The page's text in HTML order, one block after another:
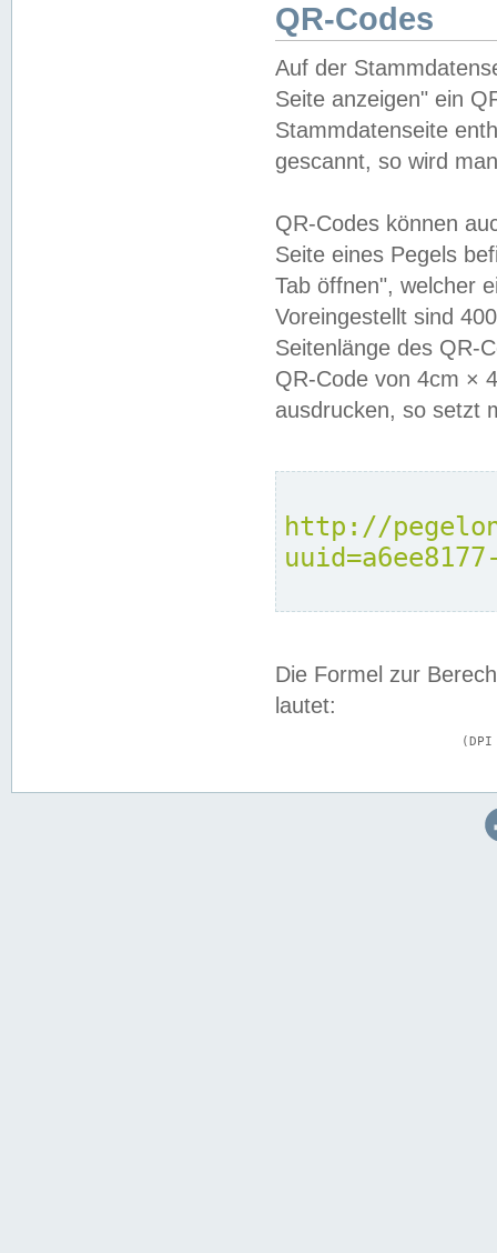
QR-Codes
Auf der
Seite anzeigen" ein
Stammdatenseite
gescannt, so wird
QR-Codes können
Seite eines Pegels
Tab öffnen", welcher
Voreingestellt sind
Seitenlänge des QR-
QR-Code von 4cm ×
ausdrucken, so setzt
http://
Die Formel zur
lautet: